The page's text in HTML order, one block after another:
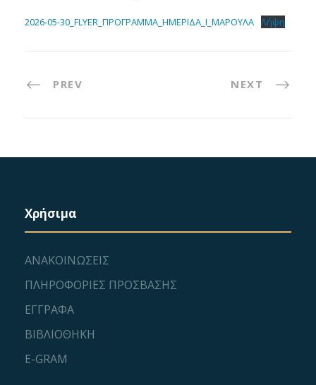
2026-05-30_FLYER_ΠΡΟΓΡΑΜΜΑ_ΗΜΕΡΙΔΑ_Ι_ΜΑΡΟΥΛΑ Λήψη
PREV NEXT
Χρήσιμα
ΑΝΑΚΟΙΝΩΣΕΙΣ
ΠΛΗΡΟΦΟΡΙΕΣ ΠΡΟΣΒΑΣΗΣ
ΕΓΓΡΑΦΑ
ΒΙΒΛΙΟΘΗΚΗ
E-GRAM